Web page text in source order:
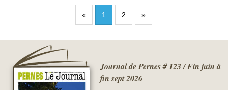
« 1 2 »
Journal de Pernes # 123 / Fin juin à
fin sept 2026